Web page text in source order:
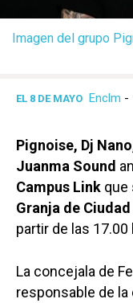
Imagen del grupo
EL 8 DE MAYO Enclm -
Pignoise, Dj
Juanma Sound
Campus Link que
Granja de Ciudad
partir de las 17.00
La concejala de
responsable de